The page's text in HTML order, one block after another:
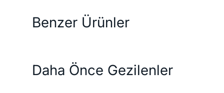
Benzer Ürünler
Daha Önce Gezilenler